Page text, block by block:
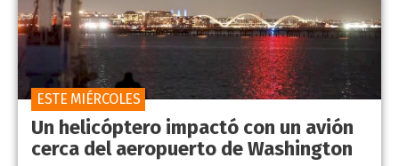
Un helicóptero impactó con un avión
cerca del aeropuerto de Washington
ESTE MIÉRCOLES